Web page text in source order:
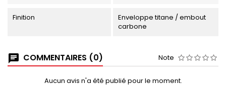
Finition
Enveloppe titane / embout
carbone
COMMENTAIRES (0) Note
Aucun avis n'a été publié pour le moment.